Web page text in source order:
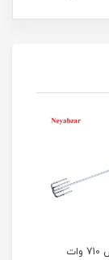
میکسر المکس 710 وات